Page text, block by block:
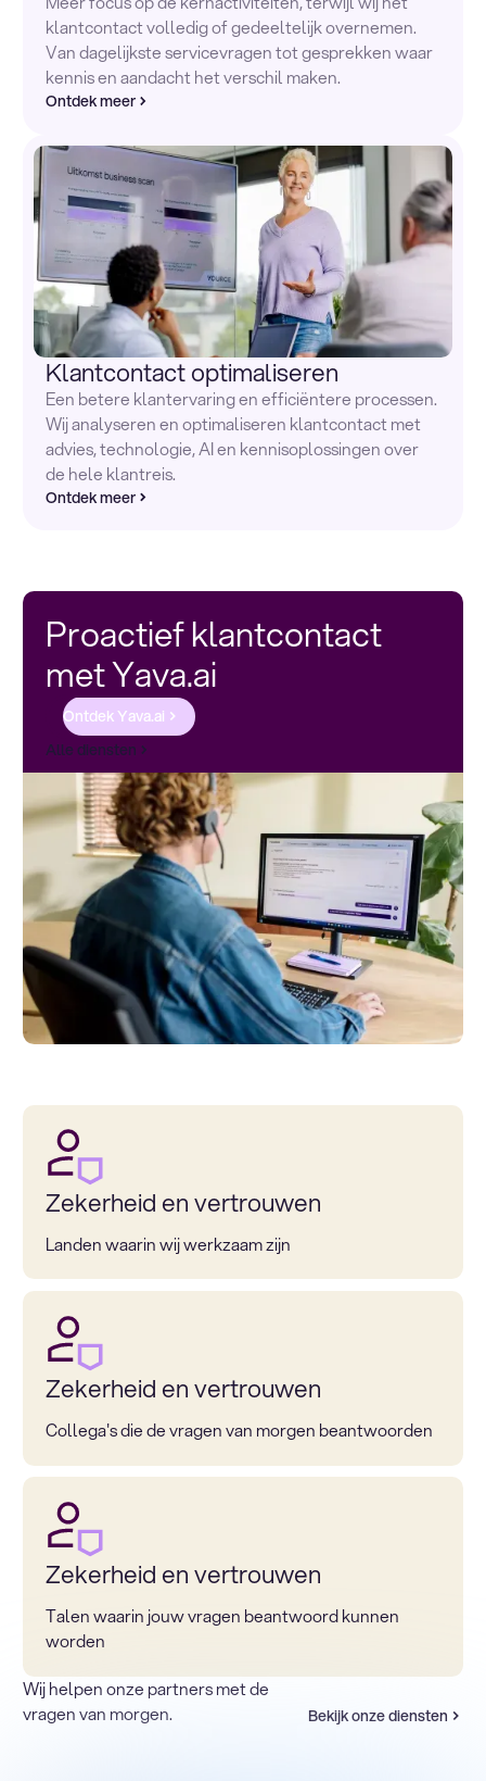
klantcontact volledig of gedeeltelijk overnemen.
Van dagelijkste servicevragen tot gesprekken waar
kennis en aandacht het verschil maken.
Ontdek meer
Klantcontact optimaliseren
Een betere klantervaring en efficiëntere processen.
Wij analyseren en optimaliseren klantcontact met
advies, technologie, AI en kennisoplossingen over
de hele klantreis.
Ontdek meer
Proactief klantcontact
met Yava.ai
Ontdek Yava.ai
Alle diensten
Zekerheid en vertrouwen
Landen waarin wij werkzaam zijn
Zekerheid en vertrouwen
Collega's die de vragen van morgen beantwoorden
Zekerheid en vertrouwen
Talen waarin jouw vragen beantwoord kunnen
worden
Wij helpen onze partners met de
vragen van morgen.
Bekijk onze diensten